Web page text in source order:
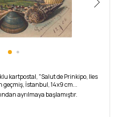
kartpostal, "Salut de Prinkipo, Iles
geçmiş, İstanbul, 14x9 cm...
ayrılmaya başlamıştır.